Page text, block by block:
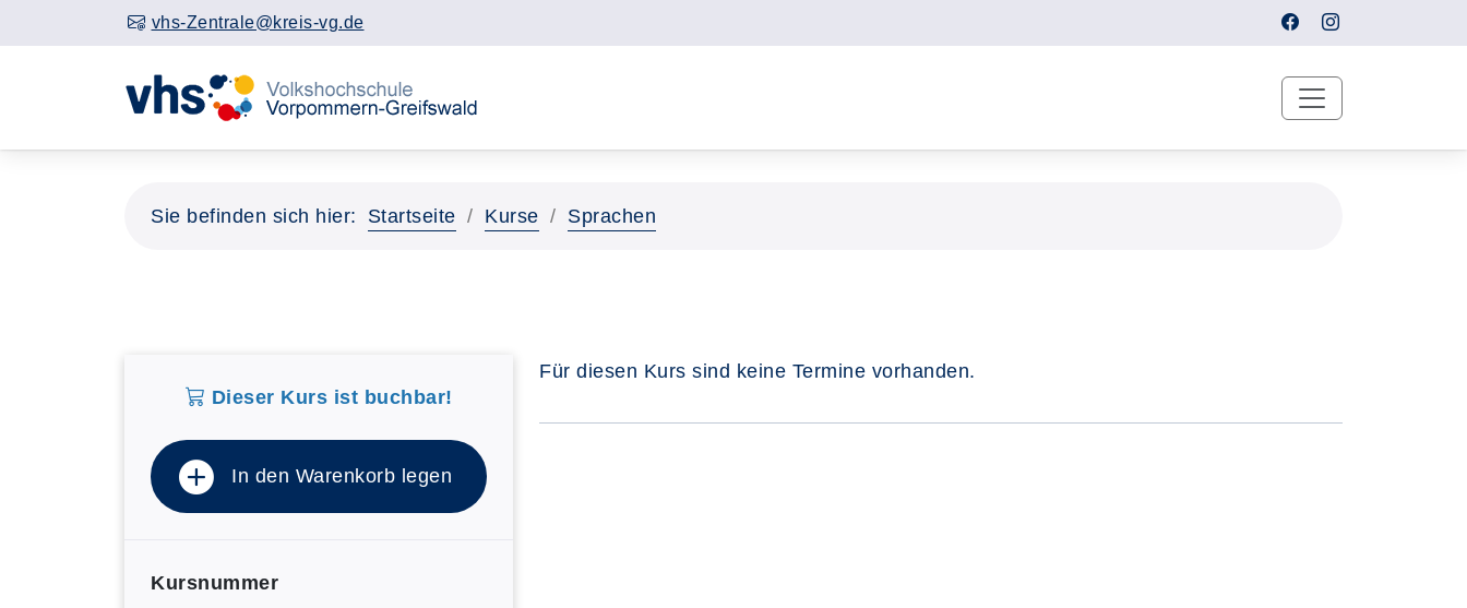
vhs-Zentrale@kreis-vg.de
Sie befinden sich hier: Startseite Kurse Sprachen
Dieser Kurs ist buchbar!
In den Warenkorb legen
Kursnummer
Für diesen Kurs sind keine Termine vorhanden.